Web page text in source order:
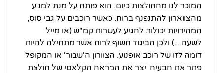
המוכר לנו מהחולצות כיום. הוא פותח על מנת למנוע
מהצווארון להתנפנף ברוח. כאשר רוכבים על גבי סוס,
המהירויות יכולות להגיע לעשרות קמ"ש (או מייל
לשעה…) ולכן הביגוד חשוף לרוח אשר מתחילה להיות
דומה לזו של רוכב אופנוע. הצוורון ה'שבור' או המקופל
פתר את הבעיה ויצר את המראה הקלאסי של חולצת